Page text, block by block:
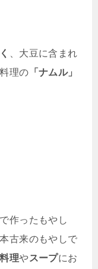
、大豆に含まれ
理の 「ナムル」
で作ったもやし
古来のもやしで
理やスープにお